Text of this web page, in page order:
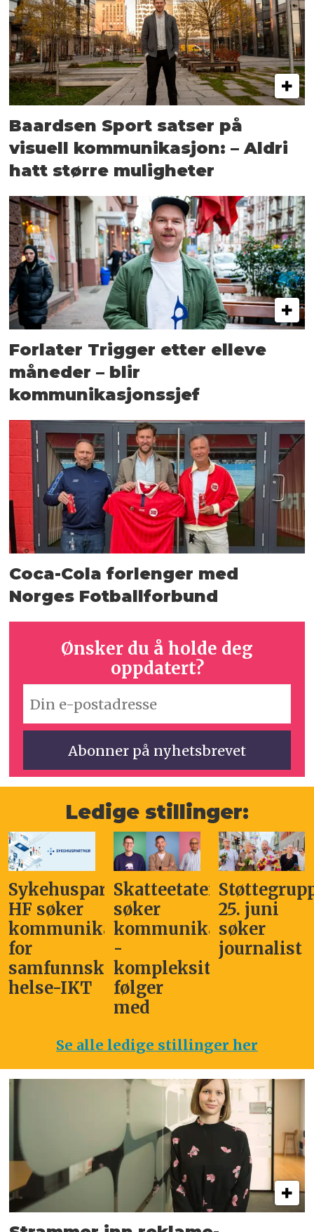
Baardsen Sport satser på
visuell kommunikasjon: – Aldri
hatt større muligheter
Forlater Trigger etter elleve
måneder – blir
kommunikasjonssjef
Coca-Cola forlenger med
Norges Fotballforbund
Ønsker du å holde deg
oppdatert?
Ledige stillinger:
Sykehuspartner
HF søker
kommunikasjonssjef
for
samfunnskritisk
helse-IKT
Skatteetaten
søker
kommunikasjonsleder
-
kompleksitet
følger
med
25. juni
søker
journalist
Se alle ledige stillinger her